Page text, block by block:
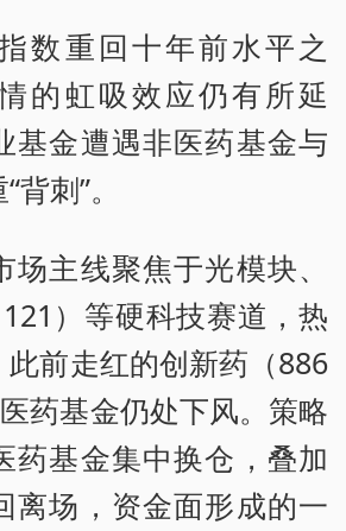
重回十年前水平之
的虹吸效应仍有所延
基金遭遇非医药基金与
刺”。
主线聚焦于光模块、
）等硬科技赛道，热
此前走红的创新药（886
药基金仍处下风。策略
药基金集中换仓，叠加
离场，资金面形成的一